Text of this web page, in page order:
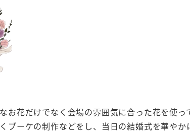
お花だけでなく会場の雰囲気に合った花を使
ブーケの制作などをし、当日の結婚式を華や